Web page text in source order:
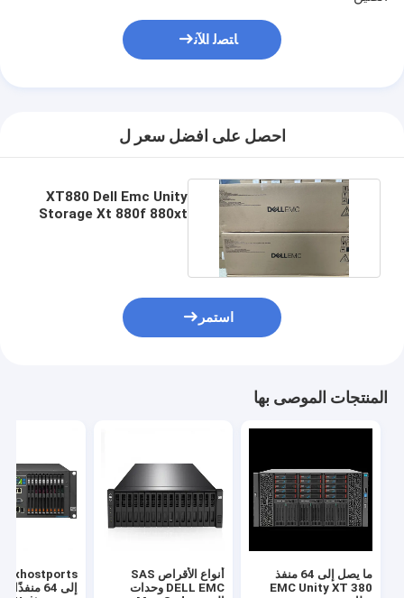
ﺎﺘﺼﻟ ﺍﻶﻧ
احصل على افضل سعر ل
XT880 Dell Emc Unity
Storage Xt 880f 880xt
استمر
المنتجات الموصى بها
ما يصل إلى 64 منفذ
EMC Unity XT 380
أنواع الأقراص SAS
DELL EMC وحدات
إلى 64